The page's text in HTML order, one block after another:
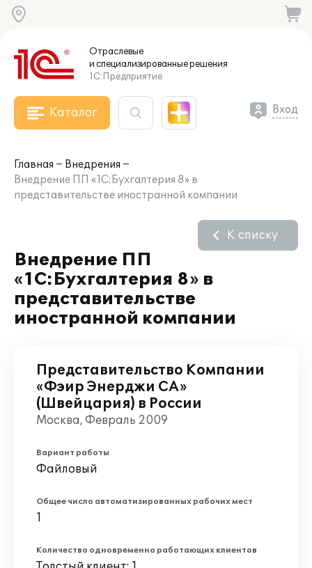
Отраслевые
и специализированныерешения
1С:Предприятие
Каталог Вход
Главная
Внедрения
Внедрение ПП «1С:Бухгалтерия 8» в
представительстве иностранной компании
Внедрение ПП
«1С:Бухгалтерия 8» в
представительстве
иностранной компании
К списку
Представительство Компании
«Фэир Энерджи СА»
(Швейцария) в России
Москва, Февраль 2009
Вариант работы
Файловый
Общее число автоматизированных рабочих мест
1
Количество одновременно работающих клиентов